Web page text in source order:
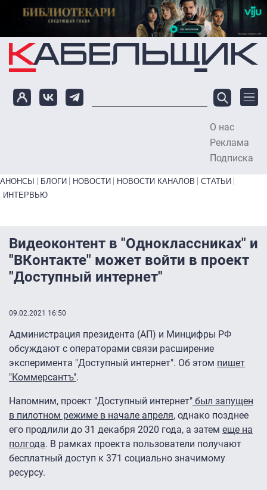
Перейти к основному содержанию
О нас
Реклама
Подписка
Primary links bottom
АНОНСЫ БЛОГИ НОВОСТИ НОВОСТИ КАНАЛОВ
СТАТЬИ
ИНТЕРВЬЮ
Видеоконтент в "Одноклассниках" и
"ВКонтакте" может войти в проект
"Доступный интернет"
09.02.2021 16:50
Администрация президента (АП) и Минцифры РФ
обсуждают с операторами связи расширение
эксперимента "Доступный интернет". Об этом пишет
"Коммерсантъ".
Напомним, проект "Доступный интернет" был запущен
в пилотном режиме в начале апреля, однако позднее
его продлили до 31 декабря 2020 года, а затем еще на
полгода. В рамках проекта пользователи получают
бесплатный доступ к 371 социально значимому
ресурсу.